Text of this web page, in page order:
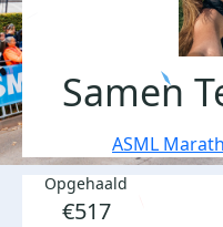
Samen
ASML
Opgehaald
€517